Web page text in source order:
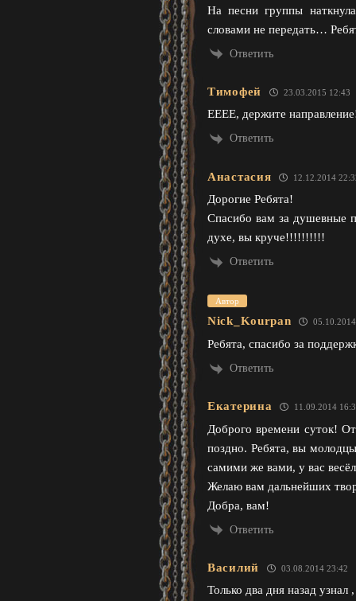
На песни группы
словами не передать…
Ответить
Тимофей 23.03.2015 12:43
ЕЕЕЕ, держите
Ответить
Анастасия 12.12.2014
Дорогие Ребята!
Спасибо вам за душевные
духе, вы круче!!!!!!!!!!
Ответить
Автор
Nick_Kourpan
Ребята, спасибо за
Ответить
Екатерина 11.09.2014
Доброго времени суток!
поздно. Ребята, вы
самими же вами, у вас
Желаю вам дальнейших
Добра, вам!
Ответить
Василий 03.08.2014 23:42
Только два дня назад